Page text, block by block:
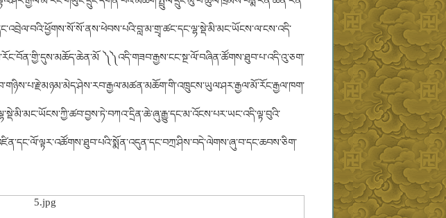
༽༽འདི་གཟབ་རྒྱས་ངང་སྔ་ལོ་བཞིན་ཚོགས་ཐུབ་པ་འདི་འུ་ཅག་